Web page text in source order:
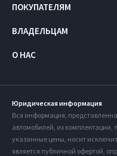
ПОКУПАТЕЛЯМ
ВЛАДЕЛЬЦАМ
О НАС
Юридическая информация
Вся информация,
автомобилей, их комплектации,
указанные цены, носит
является публичной офертой,